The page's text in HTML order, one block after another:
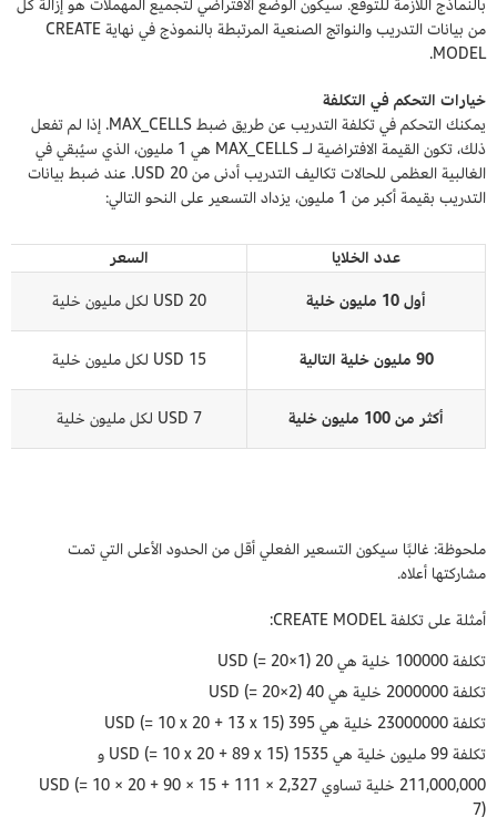
بالنماذج اللازمة للتوقع. سيكون الوضع الافتراضي لتجميع المهملات هو إزالة كل
من بيانات التدريب والنواتج الصنعية المرتبطة بالنموذج في نهاية CREATE
MODEL.
خيارات التحكم في التكلفة
يمكنك التحكم في تكلفة التدريب عن طريق ضبط MAX_CELLS. إذا لم تفعل
ذلك، تكون القيمة الافتراضية لـ MAX_CELLS هي 1 مليون، الذي سيُبقي في
الغالبية العظمى للحالات تكاليف التدريب أدنى من 20 USD. عند ضبط بيانات
التدريب بقيمة أكبر من 1 مليون، يزداد التسعير على النحو التالي:
عدد الخلايا
السعر
أول 10 مليون خلية
20 USD لكل مليون خلية
90 مليون خلية التالية 15 USD لكل مليون خلية
أكثر من 100 مليون خلية 7 USD لكل مليون خلية
ملحوظة: غالبًا سيكون التسعير الفعلي أقل من الحدود الأعلى التي تمت
مشاركتها أعلاه.
أمثلة على تكلفة CREATE MODEL:
تكلفة 100000 خلية هي 20 USD (= 20×1)
تكلفة 2000000 خلية هي 40 USD (= 20×2)
تكلفة 23000000 خلية هي 395 USD (= 10 x 20 + 13 x 15)
تكلفة 99 مليون خلية هي 1535 USD (= 10 x 20 + 89 x 15) و
211,000,000 خلية تساوي 2,327 USD (= 10 × 20 + 90 × 15 + 111 ×
7)